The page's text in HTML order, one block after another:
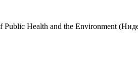
Health and the Environment